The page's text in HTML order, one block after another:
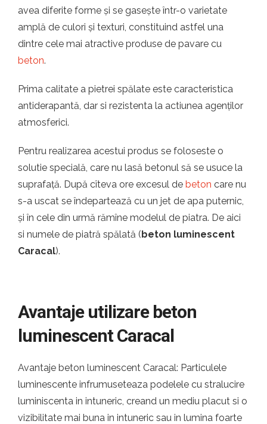
avea diferite forme și se gasește într-o varietate
amplă de culori și texturi, constituind astfel una
dintre cele mai atractive produse de pavare cu
beton.
Prima calitate a pietrei spălate este caracteristica
antiderapantă, dar si rezistenta la actiunea agenților
atmosferici.
Pentru realizarea acestui produs se foloseste o
solutie specială, care nu lasă betonul să se usuce la
suprafață. După cîteva ore excesul de beton care nu
s-a uscat se îndepartează cu un jet de apa puternic,
și în cele din urmă rămîne modelul de piatra. De aici
si numele de piatră spălată (beton luminescent
Caracal).
Avantaje utilizare beton
luminescent Caracal
Avantaje beton luminescent Caracal: Particulele
luminescente infrumuseteaza podelele cu stralucire
luminiscenta in intuneric, creand un mediu placut si o
vizibilitate mai buna in intuneric sau in lumina foarte